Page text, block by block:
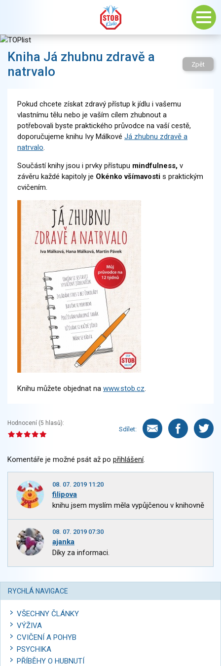
Kniha Já zhubnu zdravě a
natrvalo
Zpět
Pokud chcete získat zdravý přístup k jídlu i vašemu
vlastnímu tělu nebo je vaším cílem zhubnout a
potřebovali byste praktického průvodce na vaší cestě,
doporučujeme knihu Ivy Málkové Já zhubnu zdravě a
natrvalo.
Součástí knihy jsou i prvky přístupu mindfulness, v
závěru každé kapitoly je Okénko všímavosti s praktickým
cvičením.
Knihu můžete objednat na www.stob.cz.
Hodnocení (5 hlasů):
Sdílet:
Komentáře je možné psát až po přihlášení.
08. 07. 2019 11:20
filipova
knihu jsem myslím měla vypůjčenou v knihovně
08. 07. 2019 07:30
ajanka
Díky za informaci.
RYCHLÁ NAVIGACE
VŠECHNY ČLÁNKY
VÝŽIVA
CVIČENÍ A POHYB
PSYCHIKA
PŘÍBĚHY O HUBNUTÍ